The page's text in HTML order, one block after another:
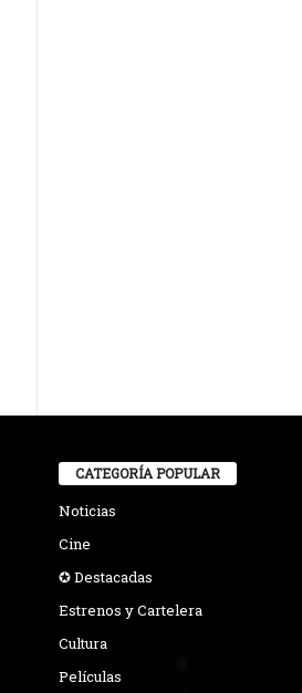
CATEGORÍA POPULAR
Noticias
Cine
✪ Destacadas
Estrenos y Cartelera
Cultura
Películas